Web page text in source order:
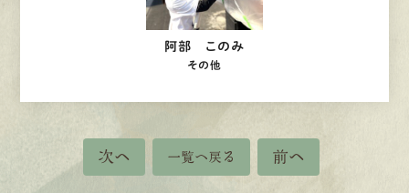
阿部 このみ
その他
次へ 一覧へ戻る 前へ